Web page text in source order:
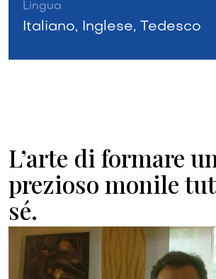
Lingua
Italiano, Inglese, Tedesco
L’arte di formare
prezioso monile
sé.